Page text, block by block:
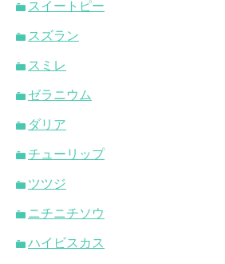
スイートピー
スズラン
スミレ
ゼラニウム
ダリア
チューリップ
ツツジ
ニチニチソウ
ハイビスカス